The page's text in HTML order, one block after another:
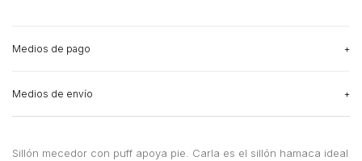
Medios de pago
Medios de envío
Medios de envío
Sillón mecedor con puff apoya pie. Carla es el sillón hamaca ideal